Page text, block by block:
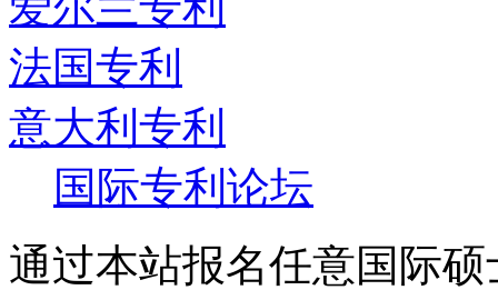
法国专利
意大利专利
国际专利论坛
通过本站报名任意国际